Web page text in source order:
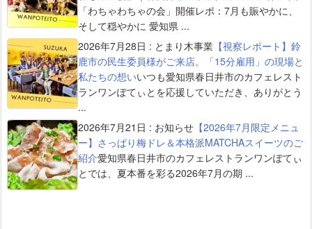
「わちゃわちゃの会」開催レポ：7月も賑やかに、
そして穏やかに 愛知県 ...
2026年7月28日 : とまり木事業 【視察レポート】鈴
鹿市の民生委員様がご来店。「15分雇用」の現場と
私たちの想いいつも愛知県春日井市のカフェレスト
ランワンぽてぃとを応援していただき、ありがとう
...
2026年7月21日 : お知らせ 【2026年7月限定メニュ
ー】さっぱり梅ドレ＆本格派MATCHAスイーツのご
紹介愛知県春日井市のカフェレストランワンぽてぃ
とでは、夏本番を彩る2026年7月の期 ...